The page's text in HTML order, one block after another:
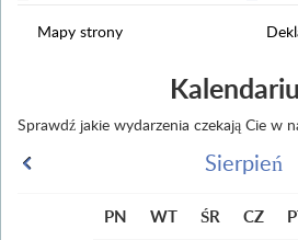
Mapy strony
Sprawdź jakie wydarzenia czekają Cie w
Sierpień
PN WT ŚR CZ